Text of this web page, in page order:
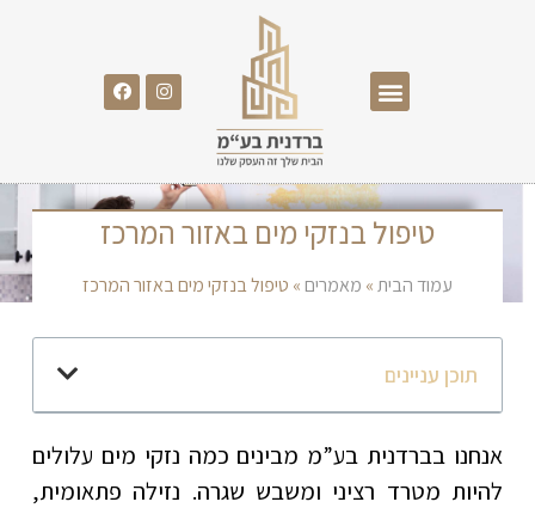
טיפול בנזקי מים באזור המרכז
עמוד הבית» מאמרים » טיפול בנזקי מים באזור המרכז
תוכן עניינים
אנחנו בברדנית בע”מ מבינים כמה נזקי מים עלולים
להיות מטרד רציני ומשבש שגרה. נזילה פתאומית,